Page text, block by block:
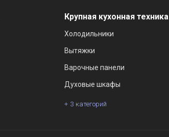
Крупная кухонная техника
Холодильники
Вытяжки
Варочные панели
Духовые шкафы
3 категорий